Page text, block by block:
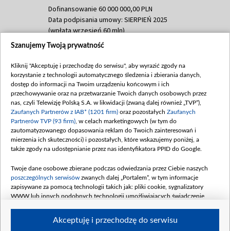
Dofinansowanie 60 000 000,00 PLN
Data podpisania umowy: SIERPIEŃ 2025
(wpłata wrzesień 60 mln)
Dofinansowanie 635 783 051,21 PLN
(wpłata wrzesień 100 mln, październik 350
mln, listopad 265 mln)
Dofinansowanie 48 862 000,00 PLN
Data podpisania umowy: GRUDZIEŃ 2025
(wpłata grudzień 60,548 mln)
Dofinansowanie 900 000 000,00 PLN
Data podpisania umowy: LUTY 2026 (wpłata
kwiecień 180 mln, 7 maja 180 mln, 8
czerwca 90 mln)
Dofinansowanie 250 000 000,00 PLN
4 sierpnia 250 mln
Szanujemy Twoją prywatność
Kliknij "Akceptuję i przechodzę do serwisu", aby wyrazić zgody na
korzystanie z technologii automatycznego śledzenia i zbierania danych,
dostęp do informacji na Twoim urządzeniu końcowym i ich
przechowywanie oraz na przetwarzanie Twoich danych osobowych przez
nas, czyli Telewizję Polską S.A. w likwidacji (zwaną dalej również „TVP”),
Zaufanych Partnerów z IAB* (1201 firm) oraz pozostałych Zaufanych
Partnerów TVP (93 firm) , w celach marketingowych (w tym do
zautomatyzowanego dopasowania reklam do Twoich zainteresowań i
mierzenia ich skuteczności) i pozostałych, które wskazujemy poniżej, a
także zgody na udostępnianie przez nas identyfikatora PPID do Google.
Twoje dane osobowe zbierane podczas odwiedzania przez Ciebie naszych
poszczególnych serwisów zwanych dalej „Portalem”, w tym informacje
zapisywane za pomocą technologii takich jak: pliki cookie, sygnalizatory
WWW lub innych podobnych technologii umożliwiających świadczenie
Akceptuję i przechodzę do serwisu